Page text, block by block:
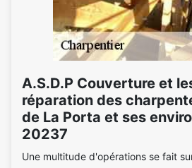
A.S.D.P Couverture et
réparation des
de La Porta et ses
20237
Une multitude d'opérations se fait